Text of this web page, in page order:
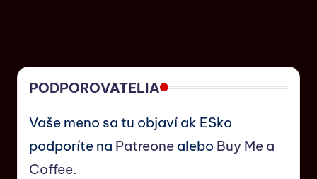
PODPOROVATELIA
Vaše meno sa tu objaví ak ESko
podporíte na Patreone alebo Buy Me a
Coffee.